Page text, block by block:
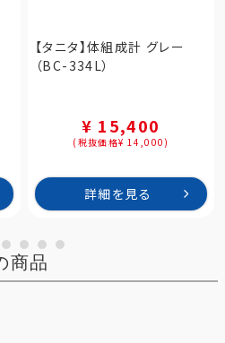
【タニタ】体組成計 グレー
（BC-334L）
¥ 15,400
(税抜価格¥ 14,000)
詳細を見る
商品